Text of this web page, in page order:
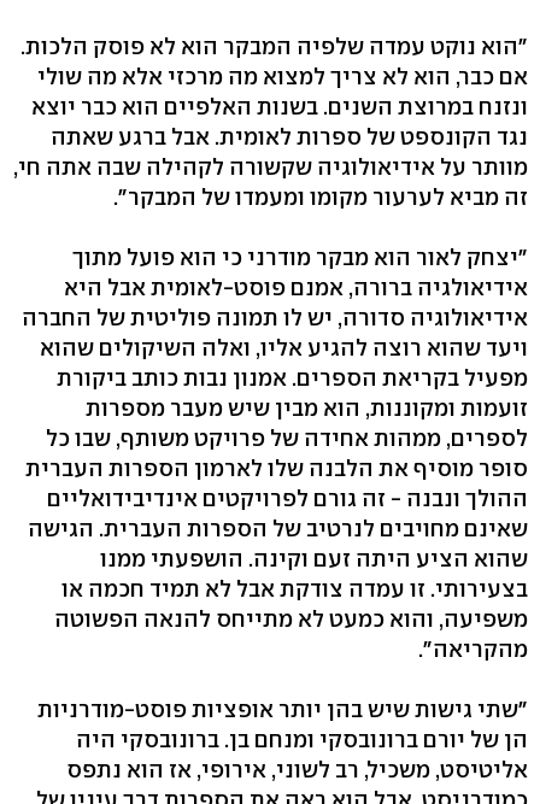
"הוא נוקט עמדה שלפיה המבקר הוא לא פוסק הלכות.
אם כבר, הוא לא צריך למצוא מה מרכזי אלא מה שולי
ונזנח במרוצת השנים. בשנות האלפיים הוא כבר יוצא
נגד הקונספט של ספרות לאומית. אבל ברגע שאתה
מוותר על אידיאולוגיה שקשורה לקהילה שבה אתה חי,
זה מביא לערעור מקומו ומעמדו של המבקר".
"יצחק לאור הוא מבקר מודרני כי הוא פועל מתוך
אידיאולגיה ברורה, אמנם פוסט-לאומית אבל היא
אידיאולוגיה סדורה, יש לו תמונה פוליטית של החברה
ויעד שהוא רוצה להגיע אליו, ואלה השיקולים שהוא
מפעיל בקריאת הספרים. אמנון נבות כותב ביקורת
זועמות ומקוננות, הוא מבין שיש מעבר מספרות
לספרים, ממהות אחידה של פרויקט משותף, שבו כל
סופר מוסיף את הלבנה שלו לארמון הספרות העברית
ההולך ונבנה - זה גורם לפרויקטים אינדיבידואליים
שאינם מחויבים לנרטיב של הספרות העברית. הגישה
שהוא הציע היתה זעם וקינה. הושפעתי ממנו
בצעירותי. זו עמדה צודקת אבל לא תמיד חכמה או
משפיעה, והוא כמעט לא מתייחס להנאה הפשוטה
מהקריאה".
"שתי גישות שיש בהן יותר אופציות פוסט-מודרניות
הן של יורם ברונובסקי ומנחם בן. ברונובסקי היה
אליטיסט, משכיל, רב לשוני, אירופי, אז הוא נתפס